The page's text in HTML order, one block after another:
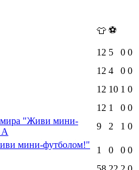
👕 ⚽
12 5 0 0
12 4 0 0
12 10 1 0
12 1 0 0
"Живи мини-
А
9 2 1 0
мини-футболом!"
1 0 0 0